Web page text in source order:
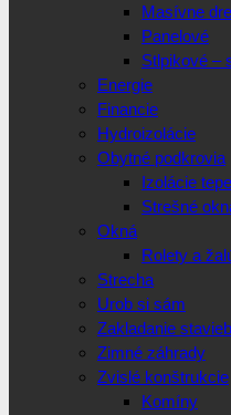
Masívne
Panelové
Stlpikové –
Energie
Financie
Hydroizolácie
Obytné podkrovia
Izolácie
Strešné
Okná
Rolety a
Strecha
Urob si sám
Zakladanie stavieb
Zimné záhrady
Zvislé konštrukcie
Komíny